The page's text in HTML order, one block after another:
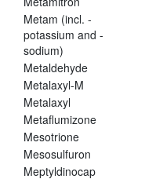
Metam (incl. -
potassium and -
sodium)
Metaldehyde
Metalaxyl-M
Metalaxyl
Metaflumizone
Mesotrione
Mesosulfuron
Meptyldinocap